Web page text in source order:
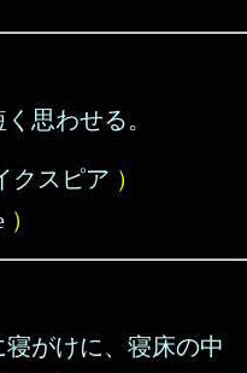
思わせる。
クスピア ）
）
がけに、寝床の中